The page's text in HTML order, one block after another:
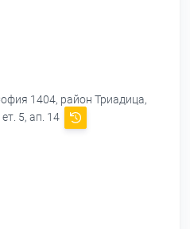
1404, район Триадица,
5, ап. 14